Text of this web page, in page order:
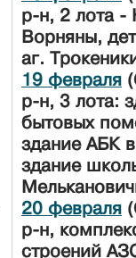
р-н, 2 лота -
Ворняны,
аг.
19 февраля
р-н, 3 лота:
бытовых
здание АБК
здание
20 февраля
р-н,
строений